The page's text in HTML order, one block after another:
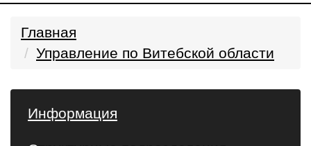
Главная
Управление по Витебской области
Информация